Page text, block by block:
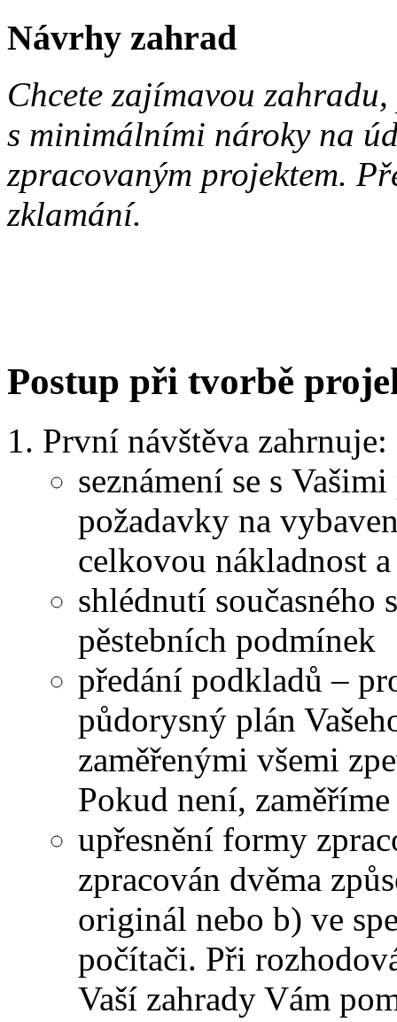
Návrhy zahrad
Chcete zajímavou
s minimálními nároky na
zpracovaným projektem.
zklamání.
Postup při tvorbě
První návštěva zahrnuje:
seznámení se s
požadavky na
celkovou nákladnost
shlédnutí současného
pěstebních podmínek
předání podkladů –
půdorysný plán
zaměřenými všemi
Pokud není,
upřesnění formy
zpracován dvěma
originál nebo b) ve
počítači. Při
Vaší zahrady Vám